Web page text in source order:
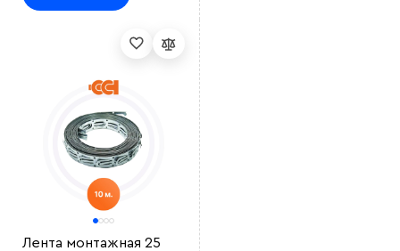
Лента монтажная 25